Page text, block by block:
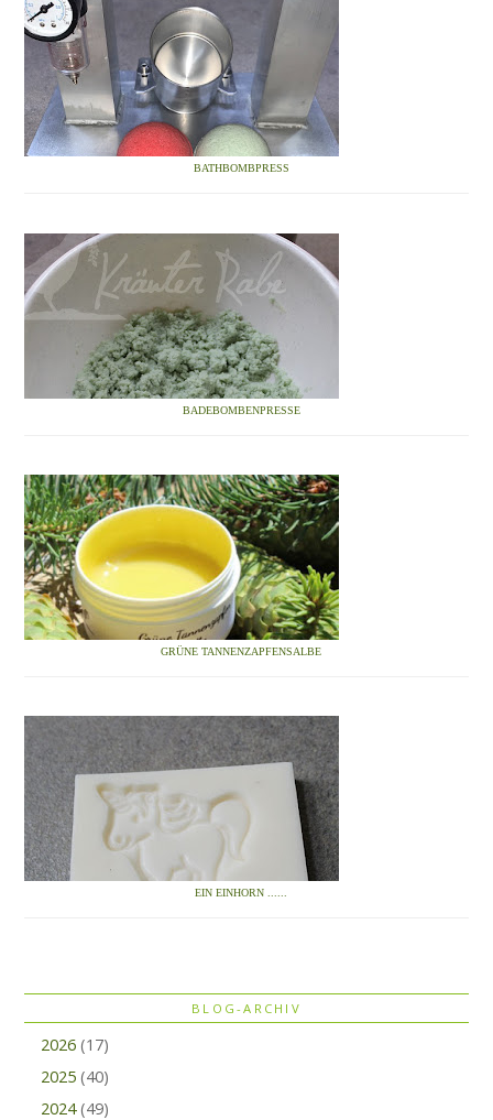
BATHBOMBPRESS
BADEBOMBENPRESSE
GRÜNE TANNENZAPFENSALBE
EIN EINHORN ......
BLOG-ARCHIV
2026 (17)
2025 (40)
2024 (49)